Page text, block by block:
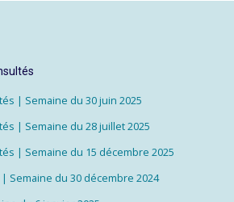
| Semaine du 30 juin 2025
| Semaine du 28 juillet 2025
| Semaine du 15 décembre 2025
Semaine du 30 décembre 2024